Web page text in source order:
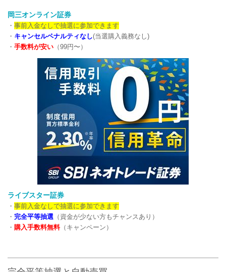
岡三オンライン証券
・ 事前入金なしで抽選に参加できます
・ キャンセルペナルティなし(当選購入義務なし)
・ 手数料が安い （99円〜）
ライブスター証券
・ 事前入金なしで抽選に参加できます
・ 完全平等抽選 （資金が少ない方もチャンスあり）
・ 購入手数料無料（キャンペーン）